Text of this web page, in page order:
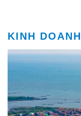
KINH DOANH